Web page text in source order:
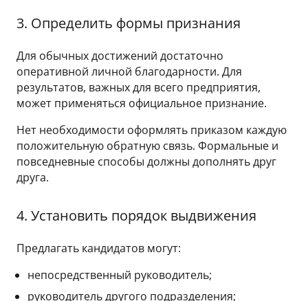
3. Определить формы признания
Для обычных достижений достаточно
оперативной личной благодарности. Для
результатов, важных для всего предприятия,
может применяться официальное признание.
Нет необходимости оформлять приказом каждую
положительную обратную связь. Формальные и
повседневные способы должны дополнять друг
друга.
4. Установить порядок выдвижения
Предлагать кандидатов могут:
непосредственный руководитель;
руководитель другого подразделения;